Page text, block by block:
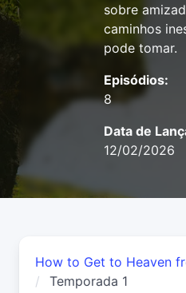
sobre
caminhos
pode tomar.
Episódios:
8
Data de
12/02/2026
How to Get to Heaven
Temporada 1